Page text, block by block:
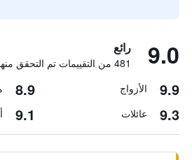
9.0 رائع
481 من التقييمات تم التحقق منها
9.9 الأزواج 8.9
9.3 عائلات 9.1